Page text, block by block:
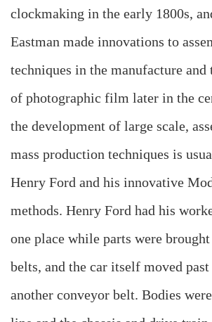
clockmaking in the early 1800s,
Eastman made innovations to
techniques in the manufacture and
of photographic film later in the
the development of large scale,
mass production techniques is
Henry Ford and his innovative
methods. Henry Ford had his
one place while parts were
belts, and the car itself moved
another conveyor belt. Bodies